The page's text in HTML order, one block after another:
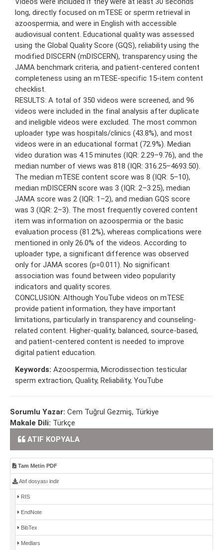
long, directly focused on mTESE or sperm retrieval in
azoospermia, and were in English with accessible
audiovisual content. Educational quality was assessed
using the Global Quality Score (GQS), reliability using the
modified DISCERN (mDISCERN), transparency using the
JAMA benchmark criteria, and patient-centered content
completeness using an mTESE-specific 15-item content
checklist.
RESULTS: A total of 350 videos were screened, and 96
videos were included in the final analysis after duplicate
and ineligible videos were excluded. The most common
uploader type was hospitals/clinics (43.8%), and most
videos were in an educational format (72.9%). Median
video duration was 4.15 minutes (IQR: 2.29–9.76), and the
median number of views was 818 (IQR: 316.25–4693.50).
The median mTESE content score was 8 (IQR: 5–10),
median mDISCERN score was 3 (IQR: 2–3.25), median
JAMA score was 2 (IQR: 1–2), and median GQS score
was 3 (IQR: 2–3). The most frequently covered content
item was information on azoospermia or the basic
evaluation process (81.2%), whereas complications were
mentioned in only 26.0% of the videos. According to
uploader type, a significant difference was observed
only for JAMA scores (p=0.011). No significant
association was found between video popularity
indicators and quality scores.
CONCLUSION: Although YouTube videos on mTESE
provide patient information, they have important
limitations, particularly in transparency and counseling-
related content. Higher-quality, balanced, source-based,
and patient-centered content is needed to improve
digital patient education.
Keywords: Azoospermia, Microdissection testicular
sperm extraction, Quality, Reliability, YouTube
Sorumlu Yazar: Cem Tuğrul Gezmiş, Türkiye
Makale Dili: Türkçe
ATIF KOPYALA
Tam Metin PDF
Atıf dosyası indir
RIS
EndNote
BibTex
Medlars